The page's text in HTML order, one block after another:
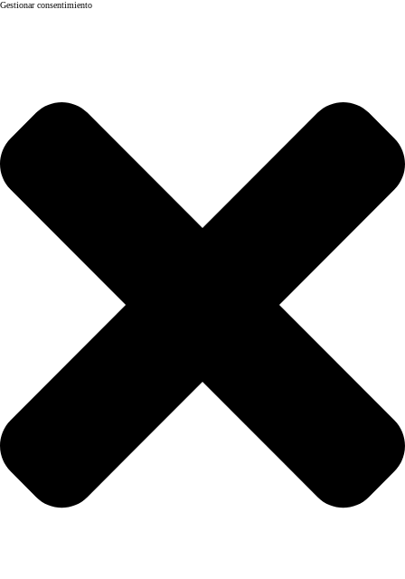
Gestionar consentimiento